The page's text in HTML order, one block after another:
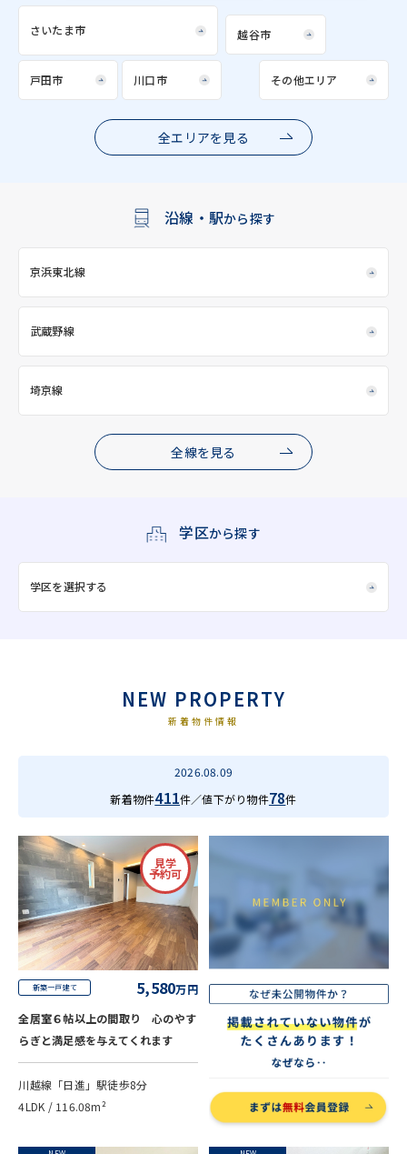
さいたま市 越谷市
戸田市 川口市 その他エリア
全エリアを見る
沿線・駅から探す
京浜東北線
武蔵野線
埼京線
全線を見る
学区から探す
学区を選択する
NEW PROPERTY
新着物件情報
2026.08.09
新着物件411件／値下がり物件78件
見学
予約可
新築一戸建て 5,580万円
全居室６帖以上の間取り 心のやす
らぎと満足感を与えてくれます
川越線「日進」駅徒歩8分
4LDK / 116.08m²